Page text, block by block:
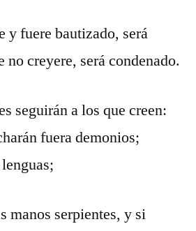
y fuere bautizado, será
no creyere, será condenado.
seguirán a los que creen:
fuera demonios;
manos serpientes, y si